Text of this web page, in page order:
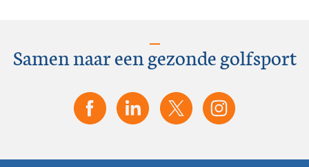
Samen naar een gezonde golfsport